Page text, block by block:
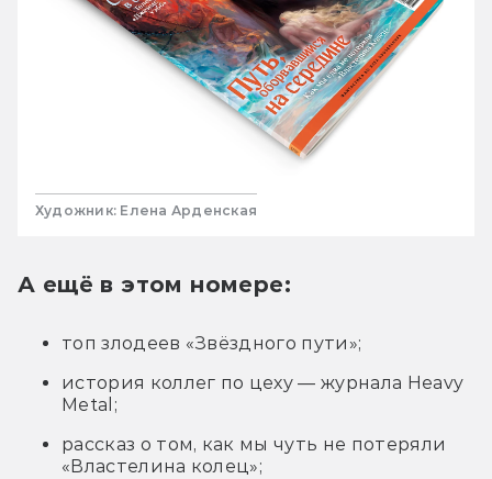
Художник: Елена Арденская
А ещё в этом номере:
топ злодеев «Звёздного пути»;
история коллег по цеху — журнала Heavy
Metal;
рассказ о том, как мы чуть не потеряли
«Властелина колец»;